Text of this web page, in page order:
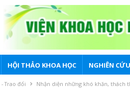
HỘI THẢO KHOA HỌC NGHIÊN
Trao đổi Nhận diện những khó khăn, thách